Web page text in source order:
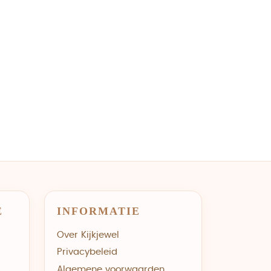
INFORMATIE
Over Kijkjewel
Privacybeleid